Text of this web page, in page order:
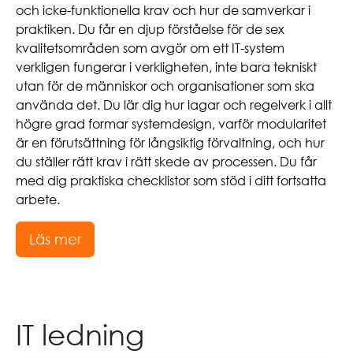
och icke-funktionella krav och hur de samverkar i
praktiken. Du får en djup förståelse för de sex
kvalitetsområden som avgör om ett IT-system
verkligen fungerar i verkligheten, inte bara tekniskt
utan för de människor och organisationer som ska
använda det. Du lär dig hur lagar och regelverk i allt
högre grad formar systemdesign, varför modularitet
är en förutsättning för långsiktig förvaltning, och hur
du ställer rätt krav i rätt skede av processen. Du får
med dig praktiska checklistor som stöd i ditt fortsatta
arbete.
Läs mer
IT ledning